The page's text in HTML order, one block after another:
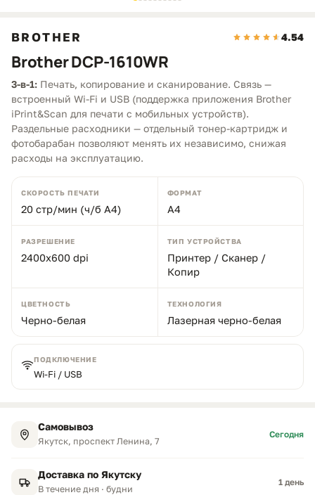
BROTHER 4.54
Brother DCP-1610WR
3-в-1: Печать, копирование и сканирование. Связь —
встроенный Wi-Fi и USB (поддержка приложения Brother
iPrint&Scan для печати с мобильных устройств).
Раздельные расходники — отдельный тонер-картридж и
фотобарабан позволяют менять их независимо, снижая
расходы на эксплуатацию.
СКОРОСТЬ ПЕЧАТИ
20 стр/мин (ч/б А4)
ФОРМАТ
A4
РАЗРЕШЕНИЕ
2400x600 dpi
ТИП УСТРОЙСТВА
Принтер / Сканер /
Копир
ЦВЕТНОСТЬ
Черно-белая
ТЕХНОЛОГИЯ
Лазерная черно-белая
ПОДКЛЮЧЕНИЕ
Wi-Fi / USB
Самовывоз
Якутск, проспект Ленина, 7
Сегодня
Доставка по Якутску
В течение дня · будни
1 день